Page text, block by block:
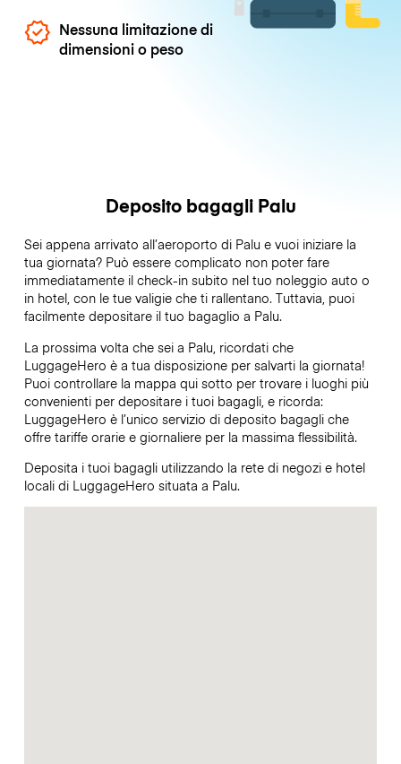
Nessuna limitazione di
dimensioni o peso
Deposito bagagli Palu
Sei appena arrivato all’aeroporto di Palu e vuoi iniziare la
tua giornata? Può essere complicato non poter fare
immediatamente il check-in subito nel tuo noleggio auto o
in hotel, con le tue valigie che ti rallentano. Tuttavia, puoi
facilmente depositare il tuo bagaglio a Palu.
La prossima volta che sei a Palu, ricordati che
LuggageHero è a tua disposizione per salvarti la giornata!
Puoi controllare la mappa qui sotto per trovare i luoghi più
convenienti per depositare i tuoi bagagli, e ricorda:
LuggageHero è l’unico servizio di deposito bagagli che
offre tariffe orarie e giornaliere per la massima flessibilità.
Deposita i tuoi bagagli utilizzando la rete di negozi e hotel
locali di LuggageHero situata a Palu.